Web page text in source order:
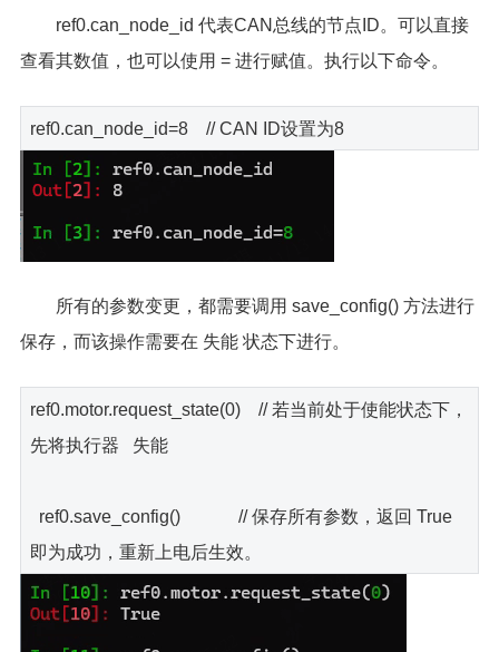
ref0.can_node_id 代表CAN总线的节点ID。可以直接
查看其数值，也可以使用 = 进行赋值。执行以下命令。
ref0.can_node_id=8 // CAN ID设置为8
所有的参数变更，都需要调用 save_config() 方法进行
保存，而该操作需要在 失能 状态下进行。
ref0.motor.request_state(0) // 若当前处于使能状态下，
先将执行器 失能
ref0.save_config() // 保存所有参数，返回 True
即为成功，重新上电后生效。